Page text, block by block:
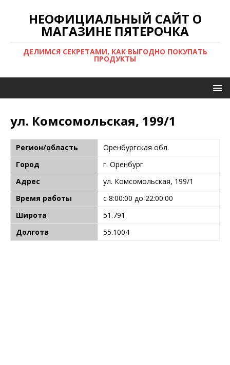
НЕОФИЦИАЛЬНЫЙ САЙТ О
МАГАЗИНЕ ПЯТЕРОЧКА
ДЕЛИМСЯ СЕКРЕТАМИ, КАК ВЫГОДНО ПОКУПАТЬ
ПРОДУКТЫ
ул. Комсомольская, 199/1
Регион/область
Оренбургская обл.
Город
г. Оренбург
Адрес
ул. Комсомольская, 199/1
Время работы
с 8:00:00 до 22:00:00
Широта
51.791
Долгота
55.1004